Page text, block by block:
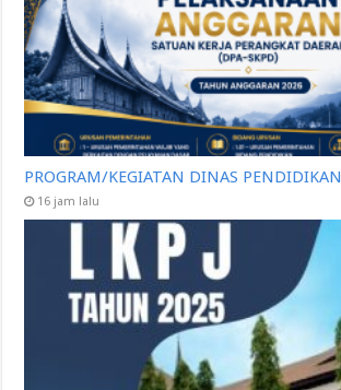
PROGRAM/KEGIATAN DINAS PENDIDIKAN
16 jam lalu